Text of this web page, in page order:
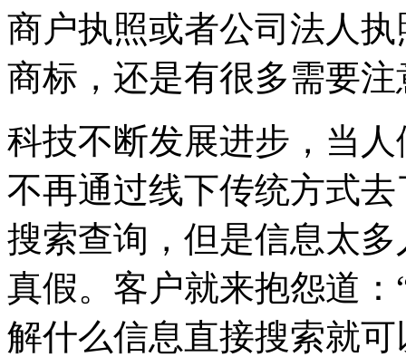
商户执照或者公司法人
商标，还是有很多需要
科技不断发展进步，当
不再通过线下传统方式
搜索查询，但是信息太
真假。客户就来抱怨道
解什么信息直接搜索就